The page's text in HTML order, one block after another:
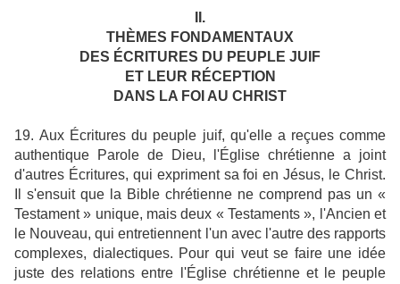
II.
THÈMES FONDAMENTAUX
DES ÉCRITURES DU PEUPLE JUIF
ET LEUR RÉCEPTION
DANS LA FOI AU CHRIST
19. Aux Écritures du peuple juif, qu'elle a reçues comme
authentique Parole de Dieu, l'Église chrétienne a joint
d'autres Écritures, qui expriment sa foi en Jésus, le Christ.
Il s'ensuit que la Bible chrétienne ne comprend pas un «
Testament » unique, mais deux « Testaments », l'Ancien et
le Nouveau, qui entretiennent l'un avec l'autre des rapports
complexes, dialectiques. Pour qui veut se faire une idée
juste des relations entre l'Église chrétienne et le peuple